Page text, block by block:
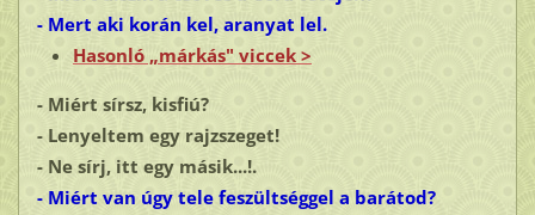
- Mert aki korán kel, aranyat lel.
Hasonló „márkás" viccek >
- Miért sírsz, kisfiú?
- Lenyeltem egy rajzszeget!
- Ne sírj, itt egy másik...!.
- Miért van úgy tele feszültséggel a barátod?